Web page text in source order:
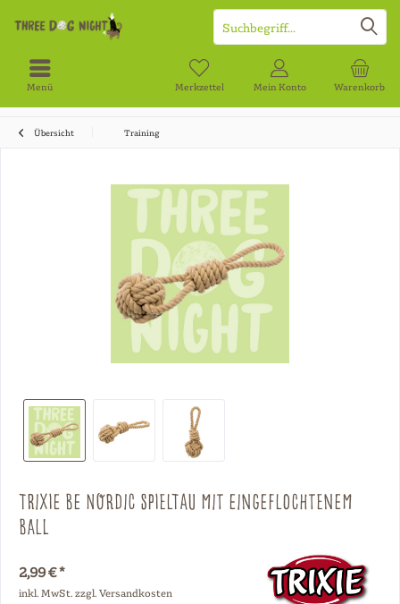
Menü Warenkorb
Merkzettel Mein Konto
Übersicht Training
TRIXIE BE NORDIC Spieltau mit eingeflochtenem
Ball
2,99 € *
inkl. MwSt. zzgl. Versandkosten